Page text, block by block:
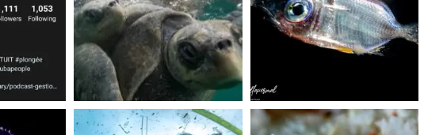
Nov 5
scuba_people_magazine scuba_people_magazine